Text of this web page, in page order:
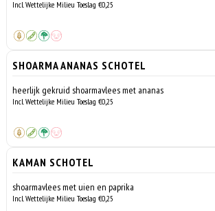
Incl. Wettelijke Milieu Toeslag €0,25
SHOARMA ANANAS SCHOTEL
heerlijk gekruid shoarmavlees met ananas
Incl. Wettelijke Milieu Toeslag €0,25
KAMAN SCHOTEL
shoarmavlees met uien en paprika
Incl. Wettelijke Milieu Toeslag €0,25